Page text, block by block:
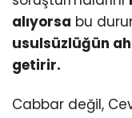
alıyorsa bu
usulsüzlüğün
getirir.
Cabbar değil,